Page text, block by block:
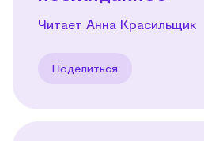
Читает Анна Красильщик
Поделиться